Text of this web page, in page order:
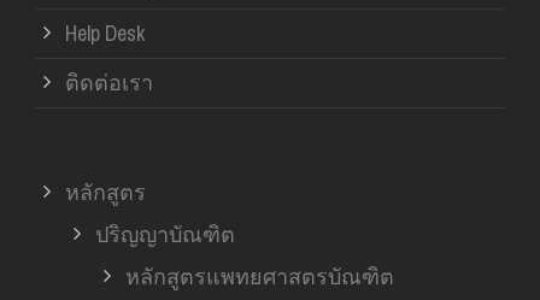
Help Desk
ติดต่อเรา
หลักสูตร
ปริญญาบัณฑิต
หลักสูตรแพทยศาสตรบัณฑิต